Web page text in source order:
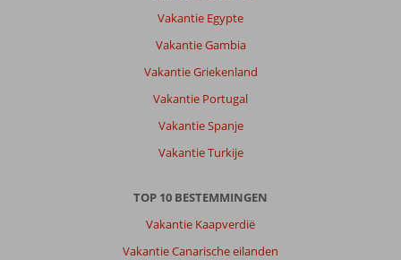
Vakantie Egypte
Vakantie Gambia
Vakantie Griekenland
Vakantie Portugal
Vakantie Spanje
Vakantie Turkije
TOP 10 BESTEMMINGEN
Vakantie Kaapverdië
Vakantie Canarische eilanden